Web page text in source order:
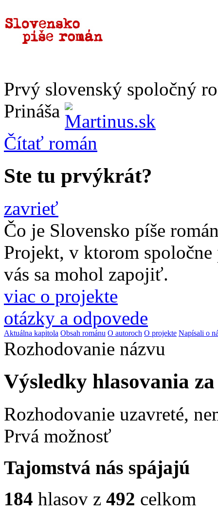
Prvý slovenský spoločný
Prináša
Čítať román
Ste tu prvýkrát?
zavrieť
Čo je Slovensko píše
Projekt, v ktorom
vás sa mohol zapojiť.
viac o projekte
otázky a odpovede
Aktuálna kapitola Obsah románu O autoroch O projekte Napísali o
Rozhodovanie názvu
Výsledky hlasovania
Rozhodovanie uzavreté,
Prvá možnosť
Tajomstvá nás spájajú
184 hlasov z 492 celkom